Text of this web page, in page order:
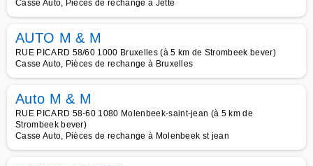
Casse Auto, Pièces de rechange à Jette
AUTO M & M
RUE PICARD 58/60 1000 Bruxelles (à 5 km de Strombeek bever)
Casse Auto, Pièces de rechange à Bruxelles
Auto M & M
RUE PICARD 58-60 1080 Molenbeek-saint-jean (à 5 km de
Strombeek bever)
Casse Auto, Pièces de rechange à Molenbeek st jean